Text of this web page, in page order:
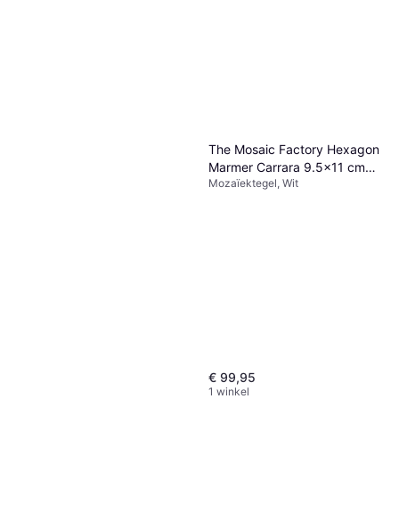
The Mosaic Factory Hexagon
Marmer Carrara 9.5x11 cm
Mat Wit
Mozaïektegel, Wit
€ 99,95
1 winkel